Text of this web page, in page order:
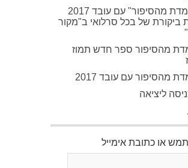
"מה למדת מהסיפור" עם עובד 2017
ביקורת של בכל סרלואי ב"מקור
מהסיפור ספר חדש תמוז
מהסיפור עם עובד 2017
ליציאה
או כתובת אימייל